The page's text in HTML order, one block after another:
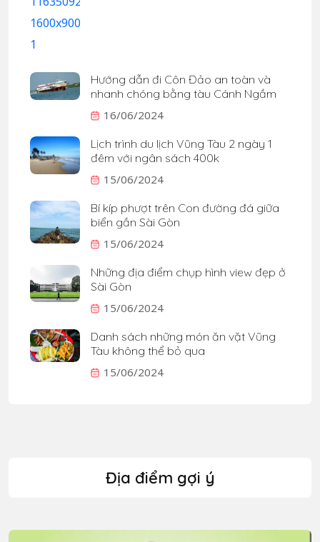
Hướng dẫn đi Côn Đảo an toàn và
nhanh chóng bằng tàu Cánh Ngầm
16/06/2024
Lịch trình du lịch Vũng Tàu 2 ngày 1
đêm với ngân sách 400k
15/06/2024
Bí kíp phượt trên Con đường đá giữa
biển gần Sài Gòn
15/06/2024
Những địa điểm chụp hình view đẹp ở
Sài Gòn
15/06/2024
Danh sách những món ăn vặt Vũng
Tàu không thể bỏ qua
15/06/2024
Địa điểm gợi ý